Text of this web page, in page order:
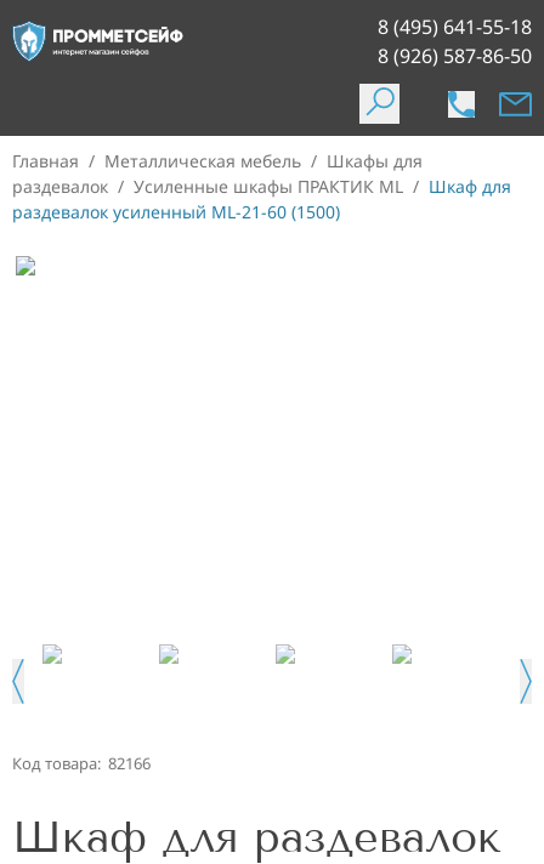
8 (495) 641-55-18
8 (926) 587-86-50
Главная / Металлическая мебель / Шкафы для
раздевалок / Усиленные шкафы ПРАКТИК ML / Шкаф для
раздевалок усиленный ML-21-60 (1500)
Код товара: 82166
Шкаф для раздевалок